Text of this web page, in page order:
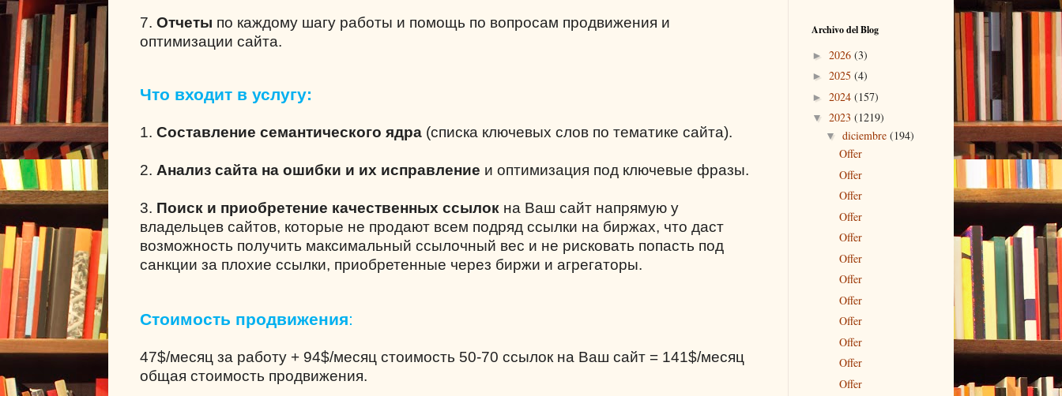
7. Отчеты по каждому шагу работы и помощь по вопросам продвижения и
оптимизации сайта.
Что входит в услугу:
1. Составление семантического ядра (списка ключевых слов по тематике сайта).
2. Анализ сайта на ошибки и их исправление и оптимизация под ключевые фразы.
3. Поиск и приобретение качественных ссылок на Ваш сайт напрямую у
владельцев сайтов, которые не продают всем подряд ссылки на биржах, что даст
возможность получить максимальный ссылочный вес и не рисковать попасть под
санкции за плохие ссылки, приобретенные через биржи и агрегаторы.
Стоимость продвижения:
47$/месяц за работу + 94$/месяц стоимость 50-70 ссылок на Ваш сайт = 141$/месяц
общая стоимость продвижения.
Archivo del Blog
► 2026 (3)
► 2025 (4)
► 2024 (157)
▼ 2023 (1219)
▼ diciembre (194)
Offer
Offer
Offer
Offer
Offer
Offer
Offer
Offer
Offer
Offer
Offer
Offer